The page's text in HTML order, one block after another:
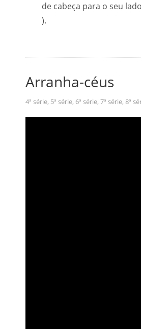
de cabeça para o seu
).
Arranha-céus
4ª série, 5ª série, 6ª série, 7ª série, 8ª